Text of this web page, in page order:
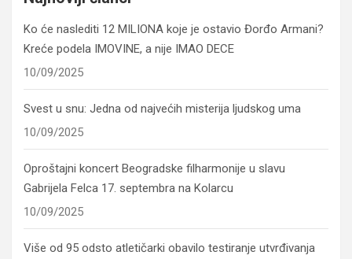
Ko će naslediti 12 MILIONA koje je ostavio Đorđo Armani?
Kreće podela IMOVINE, a nije IMAO DECE
10/09/2025
Svest u snu: Jedna od najvećih misterija ljudskog uma
10/09/2025
Oproštajni koncert Beogradske filharmonije u slavu
Gabrijela Felca 17. septembra na Kolarcu
10/09/2025
Više od 95 odsto atletičarki obavilo testiranje utvrđivanja